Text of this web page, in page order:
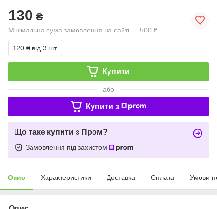
130 ₴
Мінімальна сума замовлення на сайті — 500 ₴
120 ₴ від 3 шт.
Купити
або
Купити з
Що таке купити з Пром?
Замовлення під захистом
Опис Характеристики Доставка Оплата Умови